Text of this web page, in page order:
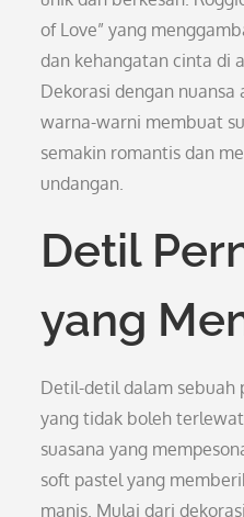
of Love” yang
dan kehangatan cinta di
Dekorasi dengan
warna-warni membuat
semakin romantis dan
undangan.
Detil
yang
Detil-detil dalam sebuah
yang tidak boleh
suasana yang
soft pastel yang
manis. Mulai dari